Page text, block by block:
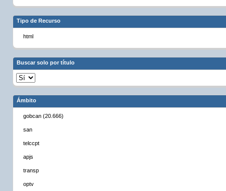
Tipo de Recurso
html
Buscar solo por título
Ámbito
gobcan (20.666)
san
telccpt
apjs
transp
optv